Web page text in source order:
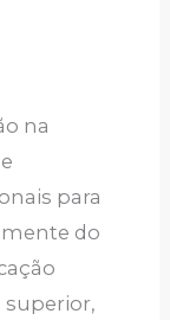
na
para
do
superior,